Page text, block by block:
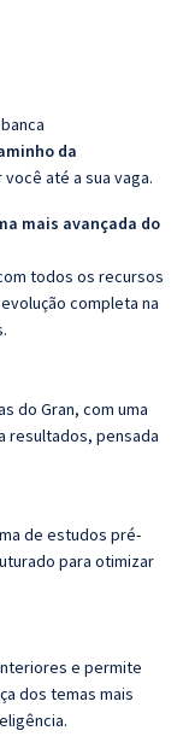
da
até a sua vaga.
mais avançada do
todos os recursos
completa na
do Gran, com uma
resultados, pensada
de estudos pré-
para otimizar
e permite
dos temas mais